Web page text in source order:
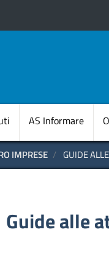
AS Informare
IMPRESE GUIDE
Guide alle